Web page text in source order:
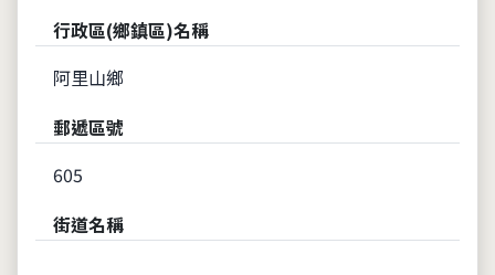
行政區(鄉鎮區)名稱
阿里山鄉
郵遞區號
605
街道名稱